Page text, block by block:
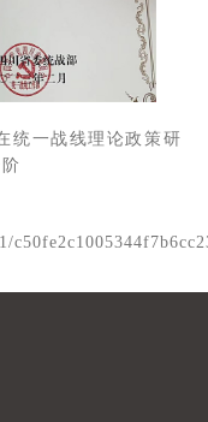
统一战线理论政策研